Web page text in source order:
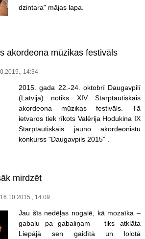
dzintara" mājas lapa.
akordeona mūzikas festivāls
14:34
2015. gada 22.-24. oktobrī Daugavpilī
(Latvija) notiks XIV Starptautiskais
akordeona mūzikas festivāls. Tā
ietvaros tiek rīkots Valērija Hodukina IX
Starptautiskais jauno akordeonistu
konkurss "Daugavpils 2015" .
mirdzēt
14:09
Jau šīs nedēļas nogalē, kā mozaīka –
gabalu pa gabaliņam – tiks atklāta
Liepājā sen gaidītā un lolotā